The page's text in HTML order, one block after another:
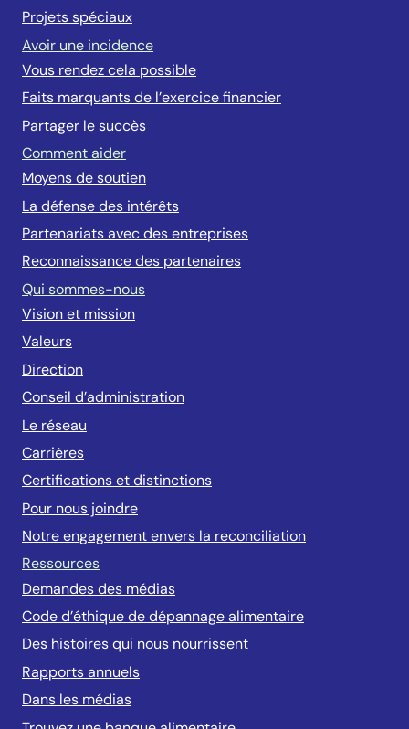
Projets spéciaux
Avoir une incidence
Vous rendez cela possible
Faits marquants de l’exercice financier
Partager le succès
Comment aider
Moyens de soutien
La défense des intérêts
Partenariats avec des entreprises
Reconnaissance des partenaires
Qui sommes-nous
Vision et mission
Valeurs
Direction
Conseil d’administration
Le réseau
Carrières
Certifications et distinctions
Pour nous joindre
Notre engagement envers la reconciliation
Ressources
Demandes des médias
Code d’éthique de dépannage alimentaire
Des histoires qui nous nourrissent
Rapports annuels
Dans les médias